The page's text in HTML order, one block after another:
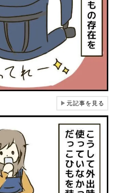
▶元記事を見る